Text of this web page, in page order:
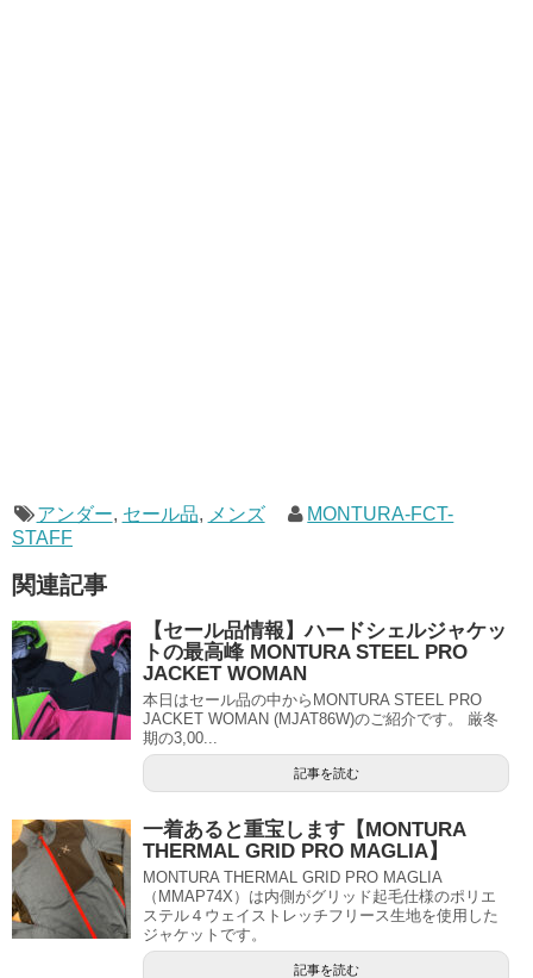
アンダー, セール品, メンズ
MONTURA-FCT-
STAFF
関連記事
【セール品情報】ハードシェルジャケッ
トの最高峰 MONTURA STEEL PRO
JACKET WOMAN
本日はセール品の中からMONTURA STEEL PRO
JACKET WOMAN (MJAT86W)のご紹介です。 厳冬
期の3,00...
記事を読む
一着あると重宝します【MONTURA
THERMAL GRID PRO MAGLIA】
MONTURA THERMAL GRID PRO MAGLIA
（MMAP74X）は内側がグリッド起毛仕様のポリエ
ステル４ウェイストレッチフリース生地を使用した
ジャケットです。
記事を読む